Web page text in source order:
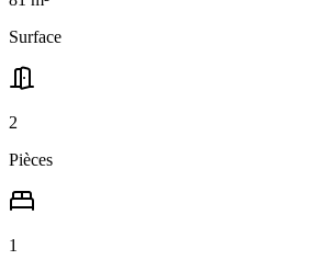
Surface
2
Pièces
1